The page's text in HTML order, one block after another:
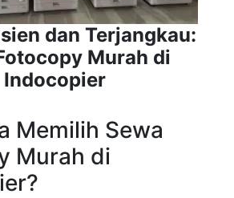
dan Terjangkau:
Murah di
Indocopier
Memilih Sewa
Murah di